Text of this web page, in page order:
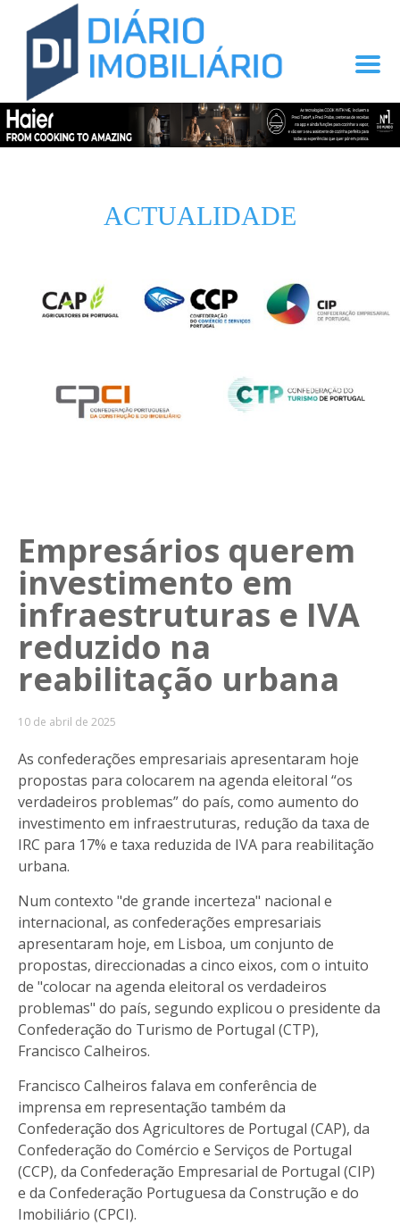
ACTUALIDADE
Empresários querem
investimento em
infraestruturas e IVA
reduzido na
reabilitação urbana
10 de abril de 2025
As confederações empresariais apresentaram hoje
propostas para colocarem na agenda eleitoral “os
verdadeiros problemas” do país, como aumento do
investimento em infraestruturas, redução da taxa de
IRC para 17% e taxa reduzida de IVA para reabilitação
urbana.
Num contexto "de grande incerteza" nacional e
internacional, as confederações empresariais
apresentaram hoje, em Lisboa, um conjunto de
propostas, direccionadas a cinco eixos, com o intuito
de "colocar na agenda eleitoral os verdadeiros
problemas" do país, segundo explicou o presidente da
Confederação do Turismo de Portugal (CTP),
Francisco Calheiros.
Francisco Calheiros falava em conferência de
imprensa em representação também da
Confederação dos Agricultores de Portugal (CAP), da
Confederação do Comércio e Serviços de Portugal
(CCP), da Confederação Empresarial de Portugal (CIP)
e da Confederação Portuguesa da Construção e do
Imobiliário (CPCI).